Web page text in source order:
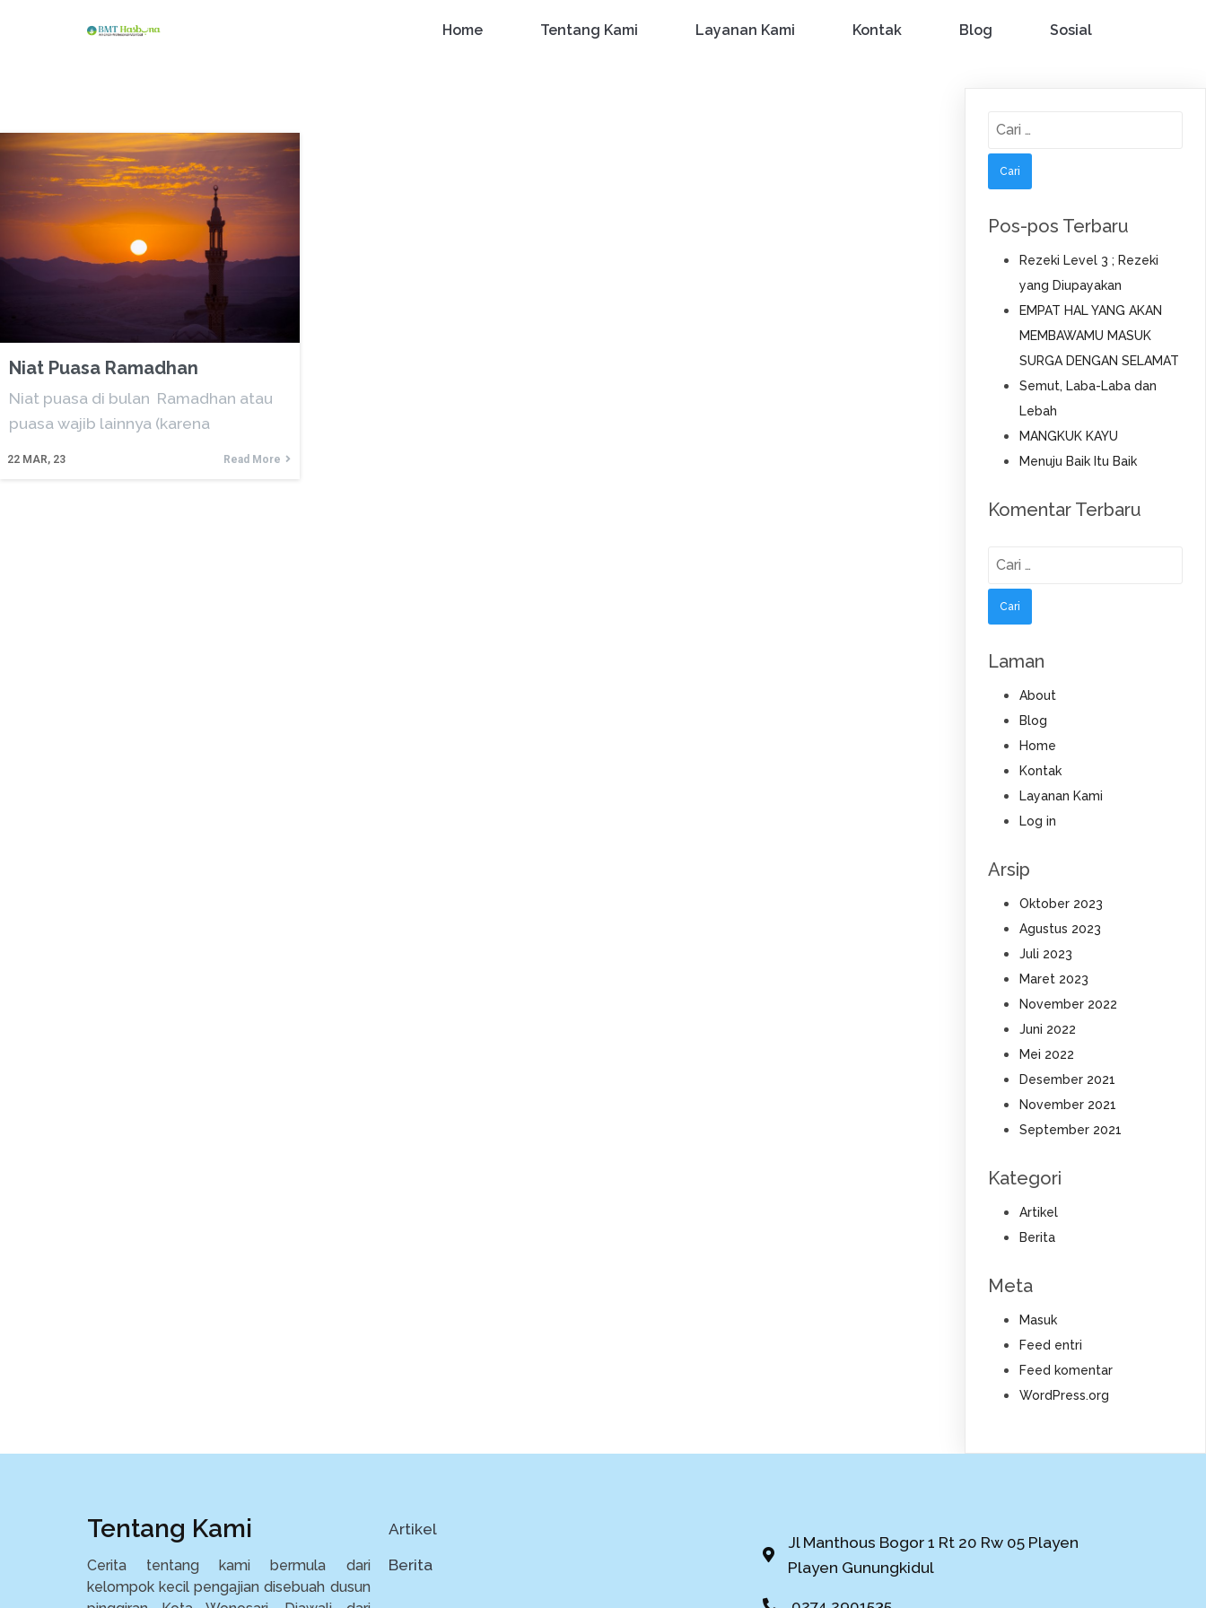
Home Tentang Kami Layanan Kami Kontak Blog Sosial
Niat Puasa Ramadhan
22 MAR, 23
Niat puasa di bulan Ramadhan atau
puasa wajib lainnya (karena
Read More
Cari
Pos-pos Terbaru
Rezeki Level 3 ; Rezeki
yang Diupayakan
EMPAT HAL YANG AKAN
MEMBAWAMU MASUK
SURGA DENGAN SELAMAT
Semut, Laba-Laba dan
Lebah
MANGKUK KAYU
Menuju Baik Itu Baik
Komentar Terbaru
Cari
Laman
About
Blog
Home
Kontak
Layanan Kami
Log in
Arsip
Oktober 2023
Agustus 2023
Juli 2023
Maret 2023
November 2022
Juni 2022
Mei 2022
Desember 2021
November 2021
September 2021
Kategori
Artikel
Berita
Meta
Masuk
Feed entri
Feed komentar
WordPress.org
Tentang Kami
Cerita tentang kami bermula dari
kelompok kecil pengajian disebuah dusun
Artikel
Berita
Jl Manthous Bogor 1 Rt 20 Rw 05 Playen
Playen Gunungkidul